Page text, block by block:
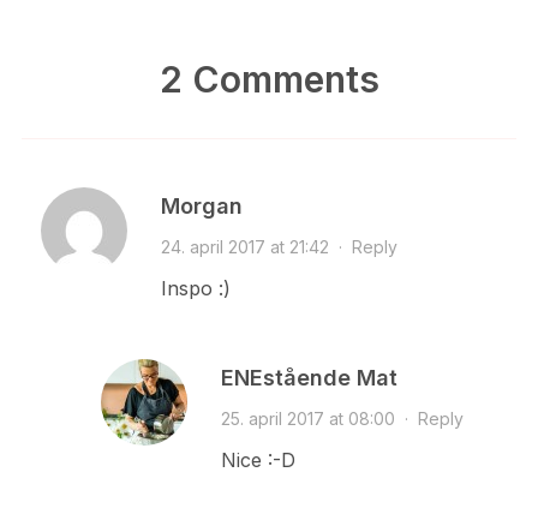
2 Comments
Morgan
24. april 2017 at 21:42 · Reply
Inspo :)
ENEstående Mat
25. april 2017 at 08:00 · Reply
Nice :-D